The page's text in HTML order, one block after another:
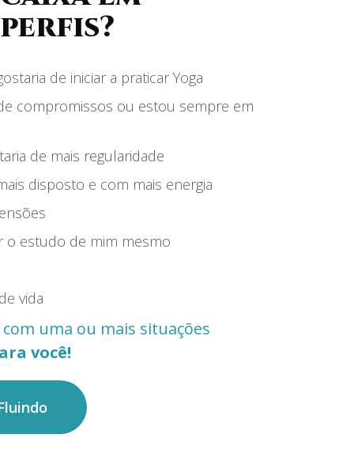
de iniciar a praticar Yoga
compromissos ou estou sempre em
de mais regularidade
disposto e com mais energia
o estudo de mim mesmo
vida
com uma ou mais situações
você!